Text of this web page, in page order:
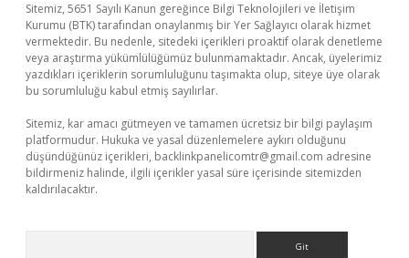
Sitemiz, 5651 Sayılı Kanun gereğince Bilgi Teknolojileri ve İletişim
Kurumu (BTK) tarafından onaylanmış bir Yer Sağlayıcı olarak hizmet
vermektedir. Bu nedenle, sitedeki içerikleri proaktif olarak denetleme
veya araştırma yükümlülüğümüz bulunmamaktadır. Ancak, üyelerimiz
yazdıkları içeriklerin sorumluluğunu taşımakta olup, siteye üye olarak
bu sorumluluğu kabul etmiş sayılırlar.
Sitemiz, kar amacı gütmeyen ve tamamen ücretsiz bir bilgi paylaşım
platformudur. Hukuka ve yasal düzenlemelere aykırı olduğunu
düşündüğünüz içerikleri, backlinkpanelicomtr@gmail.com adresine
bildirmeniz halinde, ilgili içerikler yasal süre içerisinde sitemizden
kaldırılacaktır.